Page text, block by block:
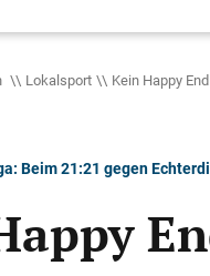
Lokalsport Kein Happy
Beim 21:21 gegen